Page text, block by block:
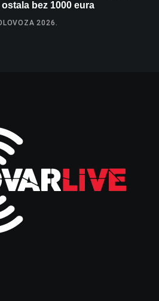
ostala bez 1000 eura
2026.